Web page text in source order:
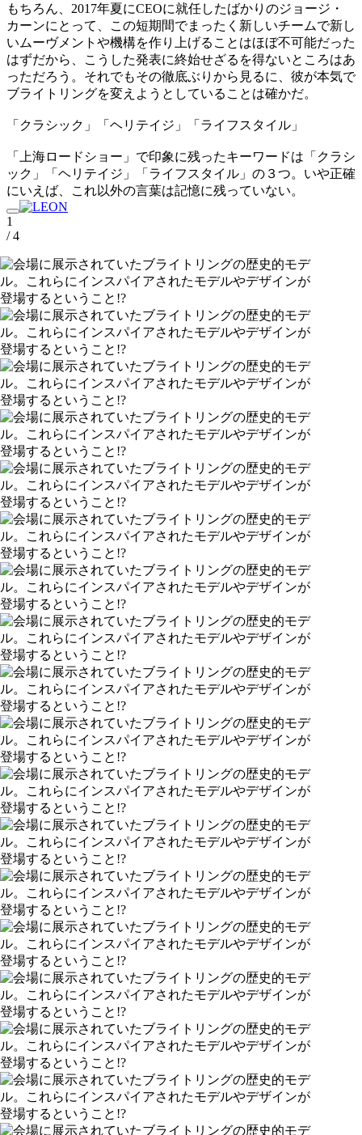
もちろん、2017年夏にCEOに就任したばかりのジョージ・
カーンにとって、この短期間でまったく新しいチームで新し
いムーヴメントや機構を作り上げることはほぼ不可能だった
はずだから、こうした発表に終始せざるを得ないところはあ
っただろう。それでもその徹底ぶりから見るに、彼が本気で
ブライトリングを変えようとしていることは確かだ。
「クラシック」「ヘリテイジ」「ライフスタイル」
「上海ロードショー」で印象に残ったキーワードは「クラシ
ック」「ヘリテイジ」「ライフスタイル」の３つ。いや正確
にいえば、これ以外の言葉は記憶に残っていない。
1
/ 4